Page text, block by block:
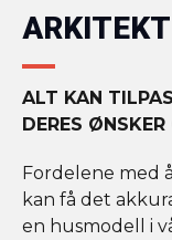
ARKITEKT
ALT KAN
DERES
Fordelene med
kan få det
en husmodell i